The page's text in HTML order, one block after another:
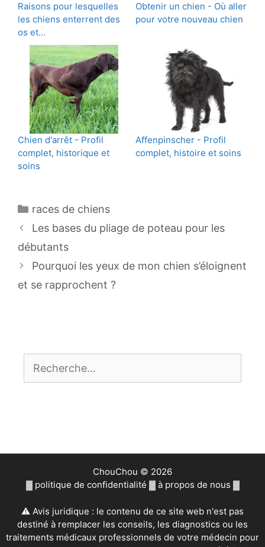
Raisons pour lesquelles
les chiens enterrent des
os et…
Obtenir un chien - Où aller
pour votre nouveau chien
Chien d'arrêt - Profil
complet, historique et
soins
Affenpinscher - Profil
complet, histoire et soins
Catégories
races de chiens
Navigation
des
Les bases du pliage de poteau pour les
débutants
Pourquoi les yeux de mon chien s’éloignent
et se rapprochent ?
ChouChou © 2026
▓ politique de confidentialité ▓ à propos de nous ▓
⚠ Avis juridique : le contenu de ce site web n'est pas
destiné à remplacer les conseils, les diagnostics ou les
traitements médicaux professionnels de votre médecin pour